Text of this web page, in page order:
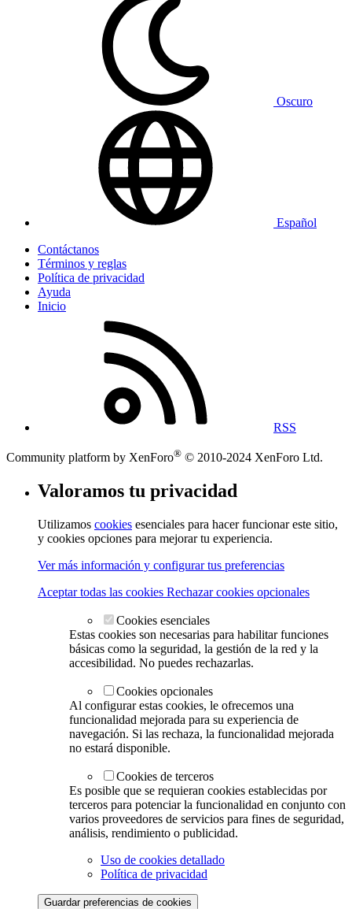
Oscuro
Español
Contáctanos
Términos y reglas
Política de privacidad
Ayuda
Inicio
RSS
Community platform by XenForo® © 2010-2024 XenForo Ltd.
Valoramos tu privacidad
Utilizamos cookies esenciales para hacer funcionar este sitio,
y cookies opciones para mejorar tu experiencia.
Ver más información y configurar tus preferencias
Aceptar todas las cookies Rechazar cookies opcionales
Cookies esenciales
Estas cookies son necesarias para habilitar funciones
básicas como la seguridad, la gestión de la red y la
accesibilidad. No puedes rechazarlas.
Cookies opcionales
Al configurar estas cookies, le ofrecemos una
funcionalidad mejorada para su experiencia de
navegación. Si las rechaza, la funcionalidad mejorada
no estará disponible.
Cookies de terceros
Es posible que se requieran cookies establecidas por
terceros para potenciar la funcionalidad en conjunto con
varios proveedores de servicios para fines de seguridad,
análisis, rendimiento o publicidad.
Uso de cookies detallado
Política de privacidad
Guardar preferencias de cookies